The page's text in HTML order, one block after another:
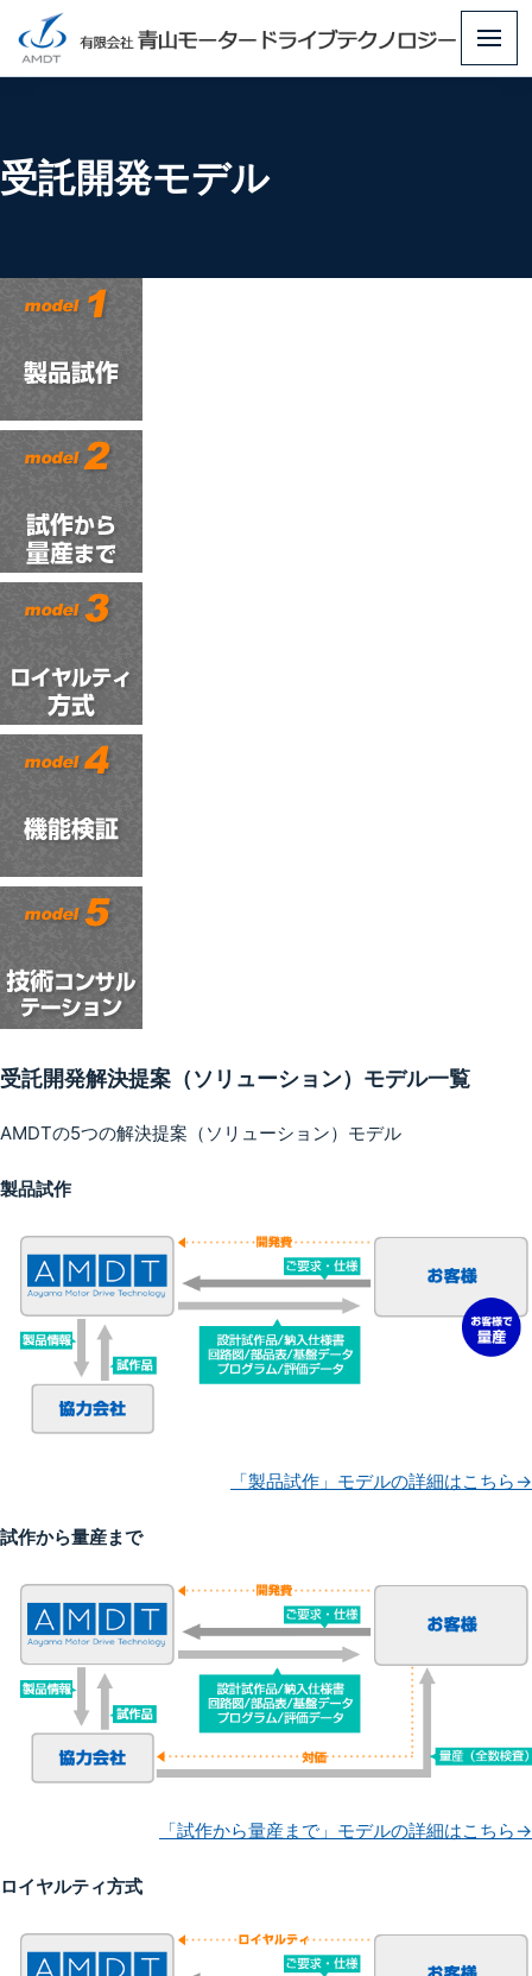
メ
受託開発モデル
受託開発解決提案（ソリューション）モデル一覧
AMDTの5つの解決提案（ソリューション）モデル
製品試作
「製品試作」モデルの詳細はこちら→
試作から量産まで
「試作から量産まで」モデルの詳細はこちら→
ロイヤルティ方式